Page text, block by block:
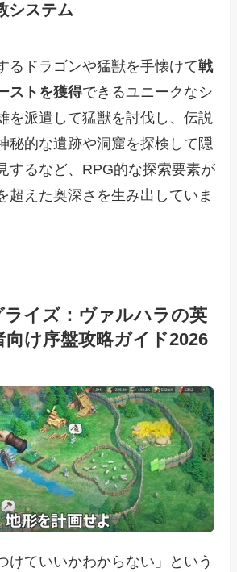
システム
るドラゴンや猛獣を手懐けて戦
ストを獲得できるユニークなシ
を派遣して猛獣を討伐し、伝説
秘的な遺跡や洞窟を探検して隠
するなど、RPG的な探索要素が
超えた奥深さを生み出していま
イズ：ヴァルハラの英
向け序盤攻略ガイド2026
けていいかわからない」という